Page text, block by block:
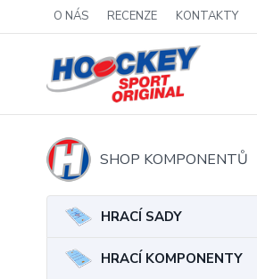
O NÁS RECENZE KONTAKTY
SHOP KOMPONENTŮ
HRACÍ SADY
HRACÍ KOMPONENTY